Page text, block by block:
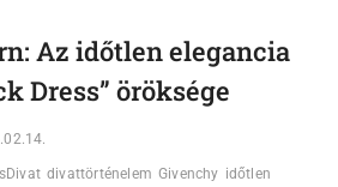
Az időtlen elegancia
Dress” öröksége
divattörténelem Givenchy időtlen